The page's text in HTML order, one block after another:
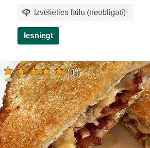
Izvēlieties failu (neobligāti)`
Iesniegt
(1)